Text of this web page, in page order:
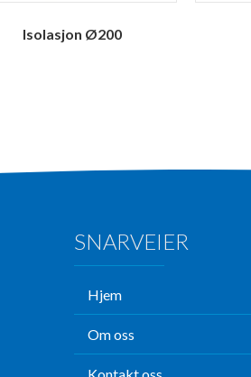
Isolasjon Ø200
SNARVEIER
Hjem
Om oss